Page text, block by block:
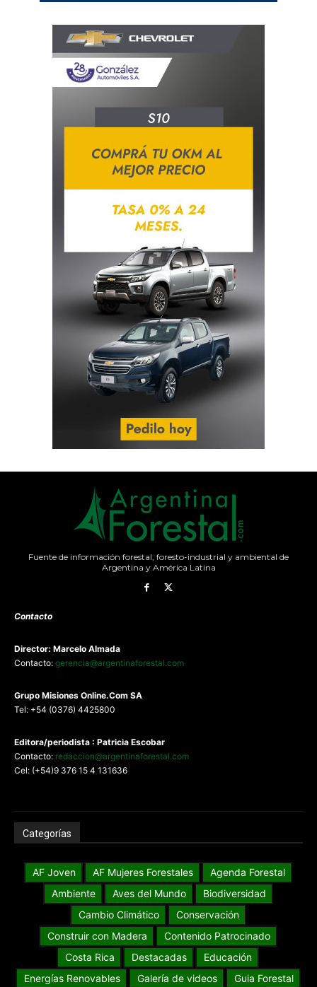
Fuente de información forestal, foresto-industrial y ambiental de
Argentina y América Latina
Contacto
Director: Marcelo Almada
Contacto: gerencia@argentinaforestal.com
Grupo Misiones Online.Com SA
Tel: +54 (0376) 4425800
Editora/periodista : Patricia Escobar
Contacto: redaccion@argentinaforestal.com
Cel: (+54)9 376 15 4 131636
Categorías
AF Joven AF Mujeres Forestales
Agenda Forestal
Ambiente
Aves del Mundo
Biodiversidad
Cambio Climático
Conservación
Construir con Madera
Contenido Patrocinado
Costa Rica
Destacadas
Educación
Energías Renovables
Galería de videos
Guia Forestal